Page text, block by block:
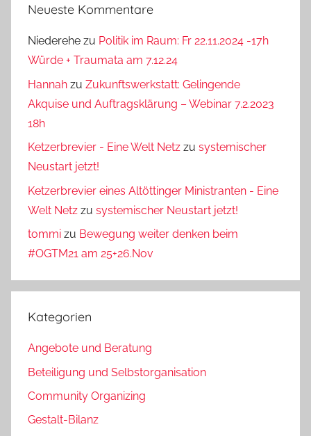
Neueste Kommentare
Niederehe zu Politik im Raum: Fr 22.11.2024 -17h
Würde + Traumata am 7.12.24
Hannah zu Zukunftswerkstatt: Gelingende
Akquise und Auftragsklärung – Webinar 7.2.2023
18h
Ketzerbrevier - Eine Welt Netz zu systemischer
Neustart jetzt!
Ketzerbrevier eines Altöttinger Ministranten - Eine
Welt Netz zu systemischer Neustart jetzt!
tommi zu Bewegung weiter denken beim
#OGTM21 am 25+26.Nov
Kategorien
Angebote und Beratung
Beteiligung und Selbstorganisation
Community Organizing
Gestalt-Bilanz